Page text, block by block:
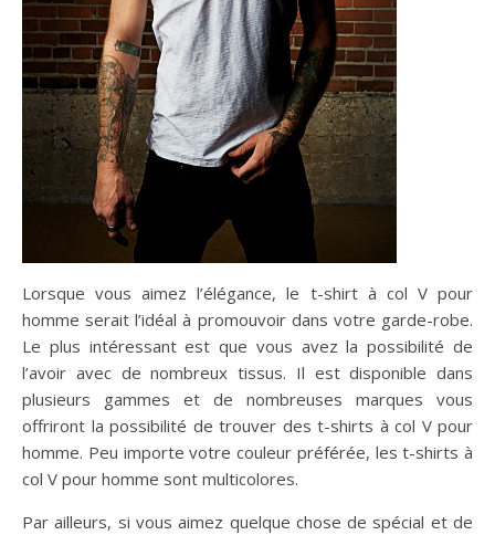
Lorsque vous aimez l’élégance, le t-shirt à col V pour
homme serait l’idéal à promouvoir dans votre garde-robe.
Le plus intéressant est que vous avez la possibilité de
l’avoir avec de nombreux tissus. Il est disponible dans
plusieurs gammes et de nombreuses marques vous
offriront la possibilité de trouver des t-shirts à col V pour
homme. Peu importe votre couleur préférée, les t-shirts à
col V pour homme sont multicolores.
Par ailleurs, si vous aimez quelque chose de spécial et de